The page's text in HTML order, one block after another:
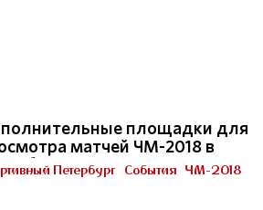
площадки для
матчей ЧМ-2018 в
Петербург События ЧМ-2018